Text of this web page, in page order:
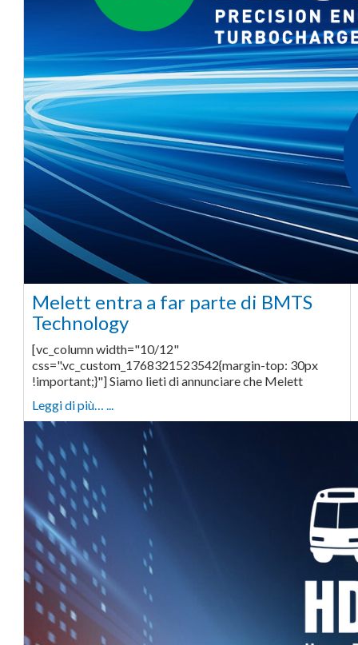
Melett entra a far parte di BMTS
Technology
[vc_column width="10/12"
css=".vc_custom_1768321523542{margin-top: 30px
!important;}"] Siamo lieti di annunciare che Melett
Leggi di più… ...